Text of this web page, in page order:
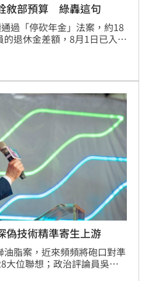
敘部預算 綠轟這句
過「停砍年金」法案，約18
退休金差額，8月1日已入
示，她將凍結考試院業務費
、114年兩年度退休金差額
事長莊瑞雄今（3日）表
偽技術精準寄生上游
脂案，近來頻頻將砲口對準
大位聯想；政治評論員吳靜